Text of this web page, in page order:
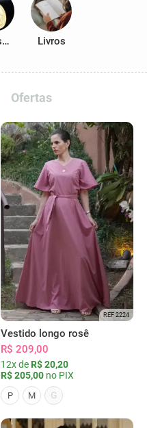
Acessórios Livros
Ofertas
REF 2224
Vestido longo rosê
R$ 209,00
12x de R$ 20,20
R$ 205,00 no PIX
P M G